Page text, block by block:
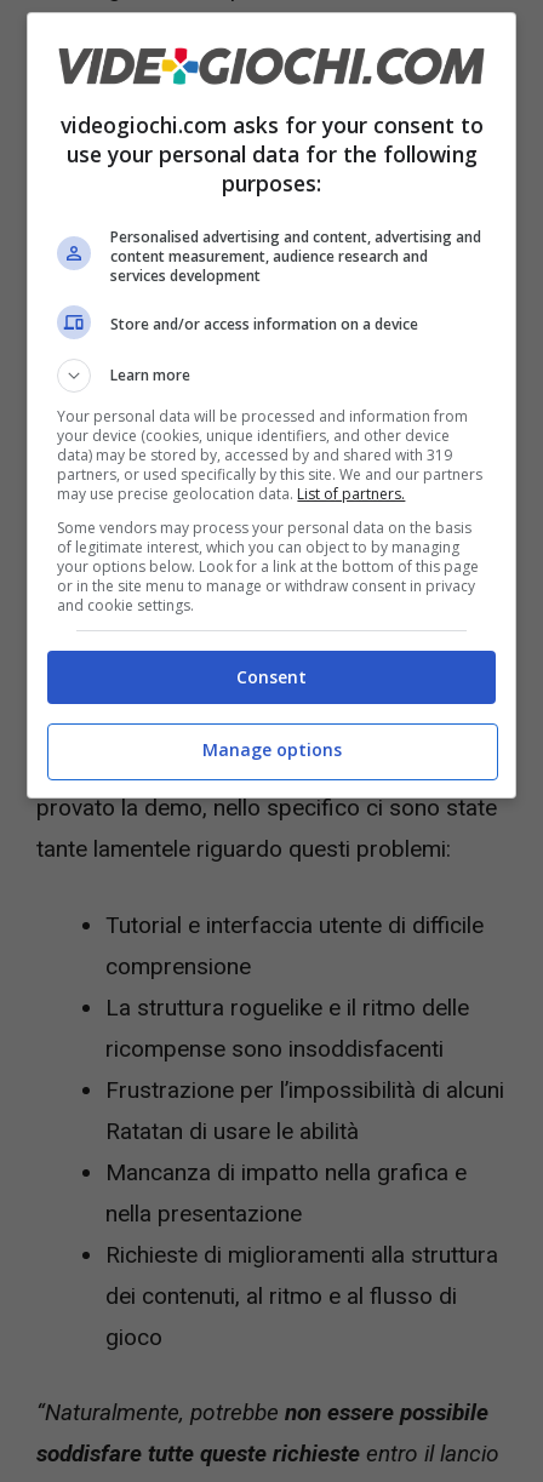
esperimento che è stato Patapone che ha
fatto faville su PSP. Questo nuovo videogioco
sarebbe dovuto andare in accesso anticipato
il prossimo 25 luglio 2025ma gli sviluppatori
hanno rimandato tutto.
Videogiochi.com
Il problema? Diversi a dire il vero dopo dei
feedback negativi ricevuti in seguito
provato la demo, nello specifico ci sono state
tante lamentele riguardo questi problemi:
Tutorial e interfaccia utente di difficile
comprensione
La struttura roguelike e il ritmo delle
ricompense sono insoddisfacenti
Frustrazione per l’impossibilità di alcuni
Ratatan di usare le abilità
Mancanza di impatto nella grafica e
nella presentazione
Richieste di miglioramenti alla struttura
dei contenuti, al ritmo e al flusso di
gioco
“Naturalmente, potrebbe non essere possibile
soddisfare tutte queste richieste entro il lancio
videogiochi.com asks for your consent to
use your personal data for the following
purposes:
Personalised advertising and content, advertising and
content measurement, audience research and
services development
Store and/or access information on a device
Learn more
Your personal data will be processed and information from
your device (cookies, unique identifiers, and other device
data) may be stored by, accessed by and shared with 319
partners, or used specifically by this site. We and our partners
may use precise geolocation data. List of partners.
Some vendors may process your personal data on the basis
of legitimate interest, which you can object to by managing
your options below. Look for a link at the bottom of this page
or in the site menu to manage or withdraw consent in privacy
and cookie settings.
Consent
Manage options